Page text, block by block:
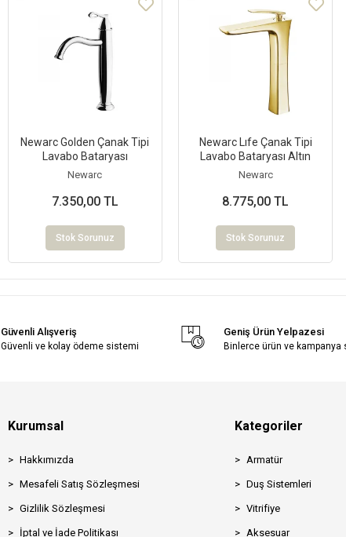
Newarc Golden Çanak Tipi
Lavabo Bataryası
Newarc
7.350,00 TL
Stok Sorunuz
Newarc Lıfe Çanak Tipi
Lavabo Bataryası Altın
Newarc
8.775,00 TL
Stok Sorunuz
Güvenli Alışveriş
Güvenli ve kolay ödeme sistemi
Geniş Ürün Yelpazesi
Binlerce ürün ve kampanya
Kurumsal
Hakkımızda
Mesafeli Satış Sözleşmesi
Gizlilik Sözleşmesi
İptal ve İade Politikası
Kategoriler
Armatür
Duş Sistemleri
Vitrifiye
Aksesuar